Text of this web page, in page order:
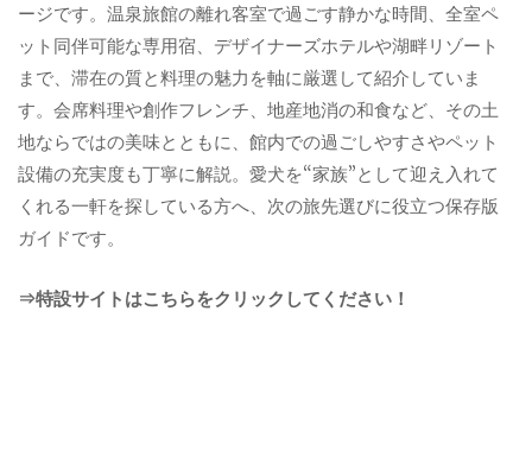
ージです。温泉旅館の離れ客室で過ごす静かな時間、全室ペ
ット同伴可能な専用宿、デザイナーズホテルや湖畔リゾート
まで、滞在の質と料理の魅力を軸に厳選して紹介していま
す。会席料理や創作フレンチ、地産地消の和食など、その土
地ならではの美味とともに、館内での過ごしやすさやペット
設備の充実度も丁寧に解説。愛犬を“家族”として迎え入れて
くれる一軒を探している方へ、次の旅先選びに役立つ保存版
ガイドです。
⇒特設サイトはこちらをクリックしてください！